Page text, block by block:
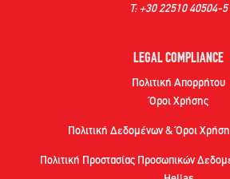
Τ: +30 22510 40504-5
LEGAL COMPLIANCE
Πολιτική Απορρήτου
Όροι Χρήσης
Πολιτική Δεδομένων & Όροι
Πολιτική Προστασίας Προσωπικών